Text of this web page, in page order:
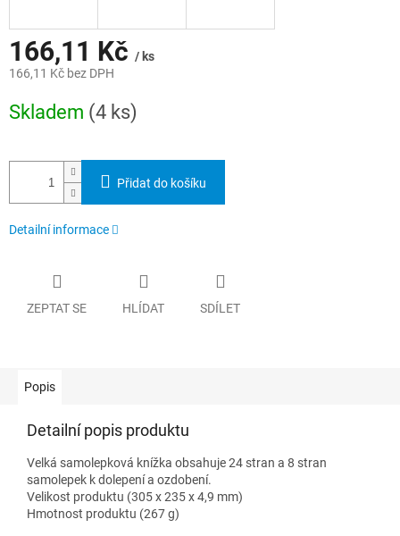
166,11 Kč / ks
166,11 Kč bez DPH
cena:
Skladem (4 ks)
Přidat do košíku
Detailní informace
ZEPTAT SE HLÍDAT SDÍLET
Popis
Detailní popis produktu
Velká samolepková knížka obsahuje 24 stran a 8 stran
samolepek k dolepení a ozdobení.
Velikost produktu (305 x 235 x 4,9 mm)
Hmotnost produktu (267 g)